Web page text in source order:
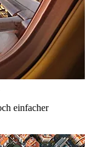
einfacher